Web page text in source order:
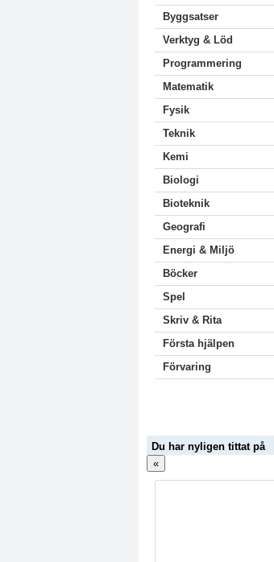
Byggsatser
Verktyg & Löd
Programmering
Matematik
Fysik
Teknik
Kemi
Biologi
Bioteknik
Geografi
Energi & Miljö
Böcker
Spel
Skriv & Rita
Första hjälpen
Förvaring
Du har nyligen tittat på
«